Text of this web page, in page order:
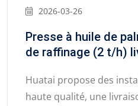
2026-03-26
Presse à huile de
de raffinage (2 t/h)
Huatai propose des
haute qualité, une